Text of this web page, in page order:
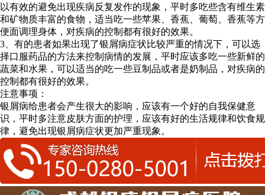
以有效的避免出现疾病反复发作的现象，平时多吃些含有维生素
和矿物质丰富的食物，适当吃一些苹果、香蕉、葡萄、香蕉等方
便面调理身体，对疾病的控制都有很好的效果。
3、有的患者如果出现了银屑病症状比较严重的情况下，可以选
择口服药品的方法来控制病情的发展，平时应该多吃一些新鲜的
蔬菜和水果，可以适当的吃一些豆制品或者是奶制品，对疾病的
控制都有很好的效果。
注意事项：
银屑病给患者会产生很大的影响，应该有一个好的自我保健意
识，平时多注意皮肤方面的护理，应该有好的生活规律和饮食规
律，避免出现银屑病症状更加严重现象。